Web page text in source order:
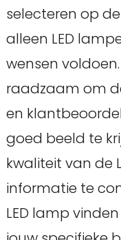
selecteren op
alleen LED
wensen
raadzaam om
en
goed beeld te
kwaliteit van de
informatie te
LED lamp